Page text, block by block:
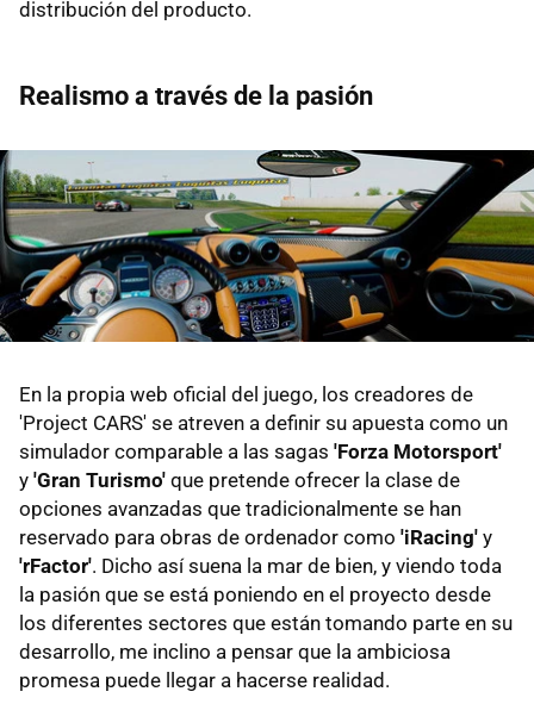
distribución del producto.
Realismo a través de la pasión
En la propia web oficial del juego, los creadores de
'Project CARS' se atreven a definir su apuesta como un
simulador comparable a las sagas 'Forza Motorsport'
y 'Gran Turismo' que pretende ofrecer la clase de
opciones avanzadas que tradicionalmente se han
reservado para obras de ordenador como 'iRacing' y
'rFactor'. Dicho así suena la mar de bien, y viendo toda
la pasión que se está poniendo en el proyecto desde
los diferentes sectores que están tomando parte en su
desarrollo, me inclino a pensar que la ambiciosa
promesa puede llegar a hacerse realidad.